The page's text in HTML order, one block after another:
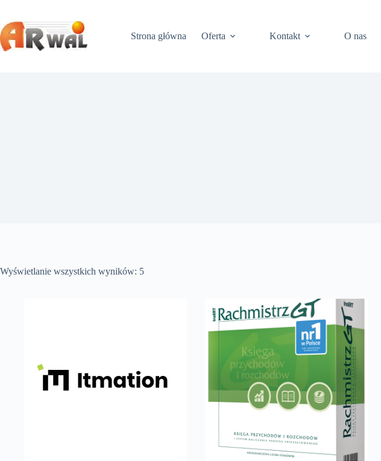
treści
Strona główna
Oferta Kontakt O nas
Wyświetlanie wszystkich wyników: 5